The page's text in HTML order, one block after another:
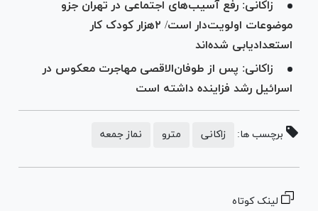
زاکانی: رفع آسیب‌های اجتماعی در تهران جزو
موضوعات اولویت‌دار است/ ۲هزار کودک کار
استعدادیابی شده‌اند
زاکانی: پس از طوفان‌الاقصی مهاجرت معکوس در
اسرائیل رشد فزاینده داشته است
برچسب ها: زاکانی مترو نماز جمعه
لینک کوتاه